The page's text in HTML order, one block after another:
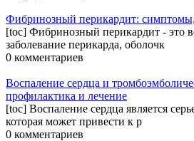
Фибринозный перикардит:
[toc] Фибринозный перикардит - это
заболевание перикарда, оболочк
0 комментариев
Воспаление сердца и
профилактика и лечение
[toc] Воспаление сердца является
которая может привести к р
0 комментариев